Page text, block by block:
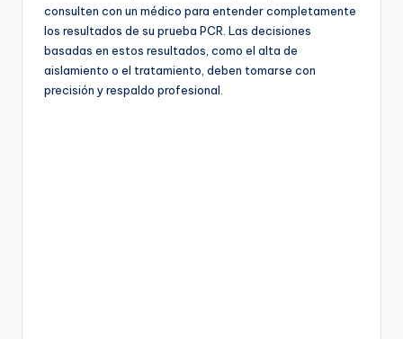
consulten con un médico para entender completamente
los resultados de su prueba PCR. Las decisiones
basadas en estos resultados, como el alta de
aislamiento o el tratamiento, deben tomarse con
precisión y respaldo profesional.